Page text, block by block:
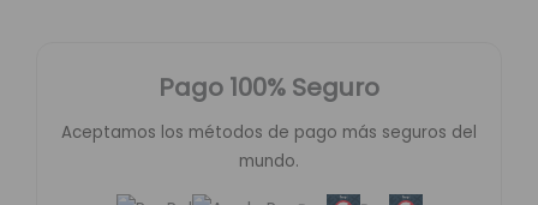
Pago 100% Seguro
Aceptamos los métodos de pago más seguros del
mundo.